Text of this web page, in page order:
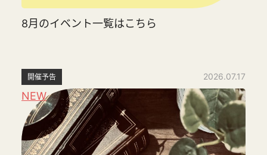
8月のイベント一覧はこちら
開催予告 2026.07.17
NEW